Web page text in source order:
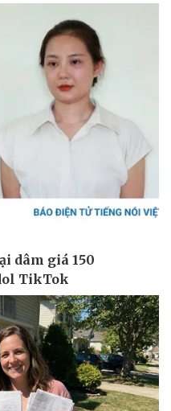
Công nghệ
Sành điệu
Tin Công nghệ